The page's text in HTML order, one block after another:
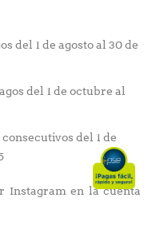
del 1 de agosto al 30 de
del 1 de octubre al
del 1 de
Instagram en la cuenta